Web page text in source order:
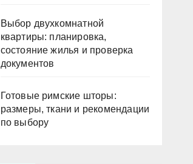
Выбор двухкомнатной
квартиры: планировка,
состояние жилья и проверка
документов
Готовые римские шторы:
размеры, ткани и рекомендации
по выбору